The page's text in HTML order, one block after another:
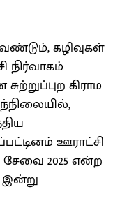
கழிவுகள்
நிர்வாகம்
கிராம
ஊராட்சி
2025 என்ற